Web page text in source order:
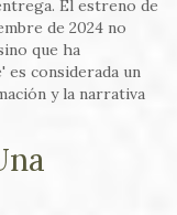
El estreno de
de 2024 no
que ha
es considerada un
y la narrativa